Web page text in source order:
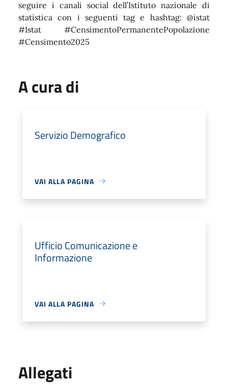
seguire i canali social dell’Istituto nazionale di
statistica con i seguenti tag e hashtag: @istat
#Istat #CensimentoPermanentePopolazione
#Censimento2025
A cura di
Servizio Demografico
VAI ALLA PAGINA
Ufficio Comunicazione e
Informazione
VAI ALLA PAGINA
Allegati